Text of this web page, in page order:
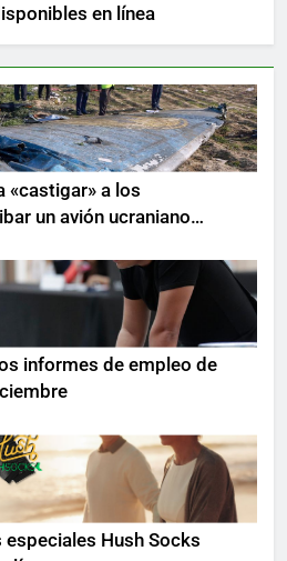
en línea
«castigar» a los
un avión ucraniano
informes de empleo de
Hush Socks